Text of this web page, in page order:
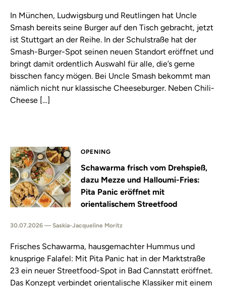
In München, Ludwigsburg und Reutlingen hat Uncle
Smash bereits seine Burger auf den Tisch gebracht, jetzt
ist Stuttgart an der Reihe. In der Schulstraße hat der
Smash-Burger-Spot seinen neuen Standort eröffnet und
bringt damit ordentlich Auswahl für alle, die’s gerne
bisschen fancy mögen. Bei Uncle Smash bekommt man
nämlich nicht nur klassische Cheeseburger. Neben Chili-
Cheese […]
OPENING
Schawarma frisch vom Drehspieß,
dazu Mezze und Halloumi-Fries:
Pita Panic eröffnet mit
orientalischem Streetfood
30.07.2026 — Saskia-Jacqueline Moritz
Frisches Schawarma, hausgemachter Hummus und
knusprige Falafel: Mit Pita Panic hat in der Marktstraße
23 ein neuer Streetfood-Spot in Bad Cannstatt eröffnet.
Das Konzept verbindet orientalische Klassiker mit einem